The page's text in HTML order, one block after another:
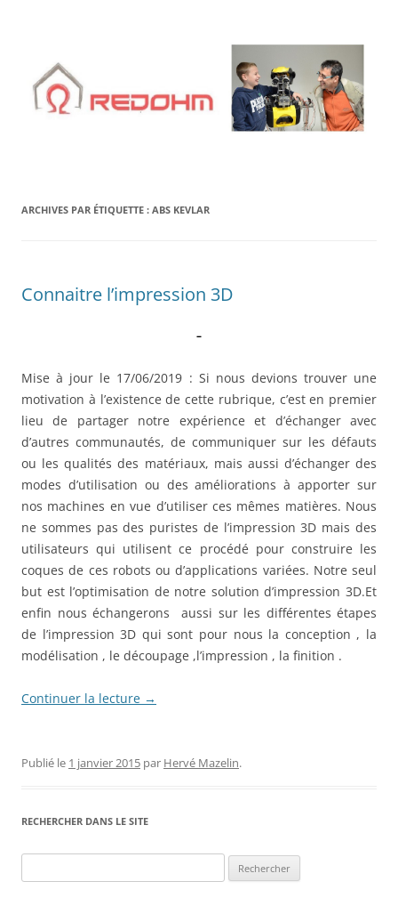
ARCHIVES PAR ÉTIQUETTE : ABS KEVLAR
Connaitre l’impression 3D
–
Mise à jour le 17/06/2019 : Si nous devions trouver une
motivation à l’existence de cette rubrique, c’est en premier
lieu de partager notre expérience et d’échanger avec
d’autres communautés, de communiquer sur les défauts
ou les qualités des matériaux, mais aussi d’échanger des
modes d’utilisation ou des améliorations à apporter sur
nos machines en vue d’utiliser ces mêmes matières. Nous
ne sommes pas des puristes de l’impression 3D mais des
utilisateurs qui utilisent ce procédé pour construire les
coques de ces robots ou d’applications variées. Notre seul
but est l’optimisation de notre solution d’impression 3D.Et
enfin nous échangerons aussi sur les différentes étapes
de l’impression 3D qui sont pour nous la conception , la
modélisation , le découpage ,l’impression , la finition .
Continuer la lecture →
Publié le 1 janvier 2015 par Hervé Mazelin.
RECHERCHER DANS LE SITE